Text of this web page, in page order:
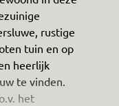
rustige
tuin en op
heerlijk
te vinden.
het